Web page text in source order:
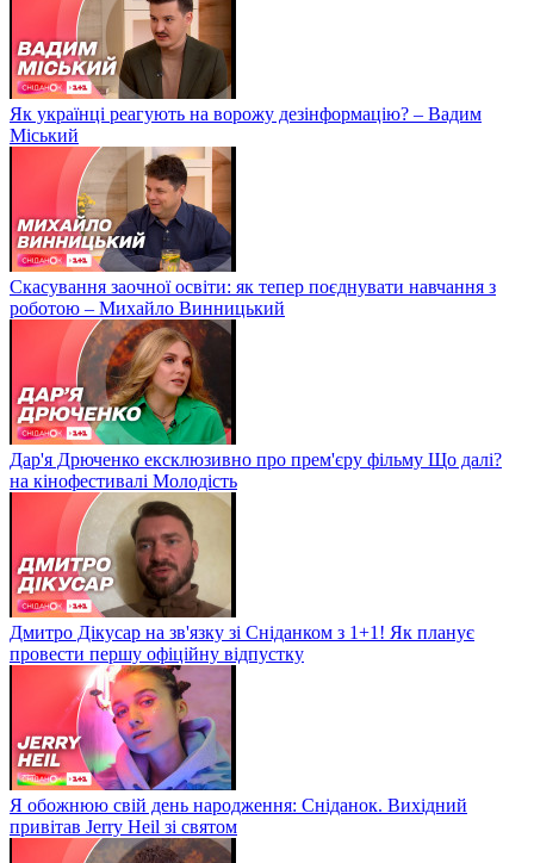
Як українці реагують на ворожу дезінформацію? – Вадим
Міський
Скасування заочної освіти: як тепер поєднувати навчання з
роботою – Михайло Винницький
Дар'я Дрюченко ексклюзивно про прем'єру фільму Що далі?
на кінофестивалі Молодість
Дмитро Дікусар на зв'язку зі Сніданком з 1+1! Як планує
провести першу офіційну відпустку
Я обожнюю свій день народження: Сніданок. Вихідний
привітав Jerry Heil зі святом